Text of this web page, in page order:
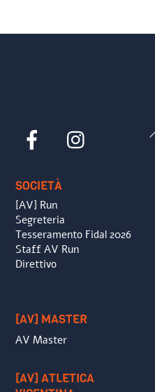
Facebook
SOCIETÀ
[AV] Run
Segreteria
Tesseramento Fidal 2026
Staff AV Run
Direttivo
[AV] MASTER
AV Master
[AV] ATLETICA